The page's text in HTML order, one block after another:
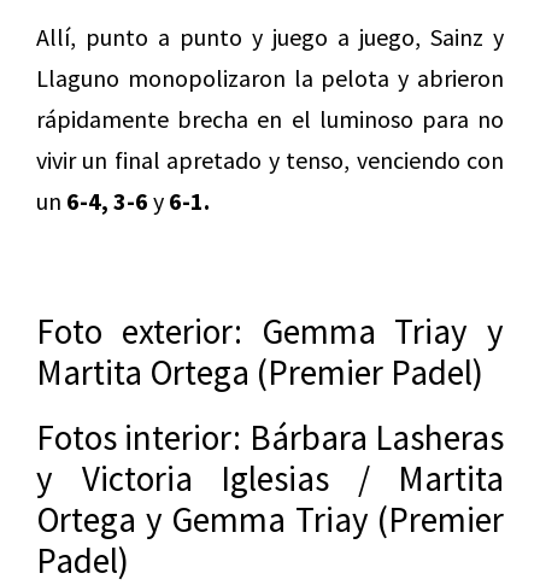
Allí, punto a punto y juego a juego, Sainz y
Llaguno monopolizaron la pelota y abrieron
rápidamente brecha en el luminoso para no
vivir un final apretado y tenso, venciendo con
un 6-4, 3-6 y 6-1.
Foto exterior: Gemma Triay y
Martita Ortega (Premier Padel)
Fotos interior: Bárbara Lasheras
y Victoria Iglesias / Martita
Ortega y Gemma Triay (Premier
Padel)